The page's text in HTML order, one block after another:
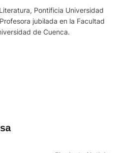
Pontificia Universidad
jubilada en la Facultad
de Cuenca.